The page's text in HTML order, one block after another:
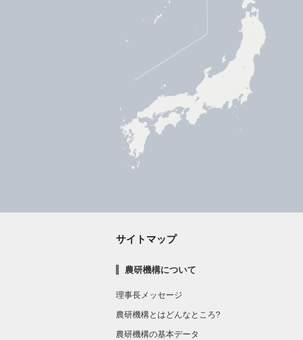
サイトマップ
農研機構について
理事長メッセージ
農研機構とはどんなところ?
農研機構の基本データ